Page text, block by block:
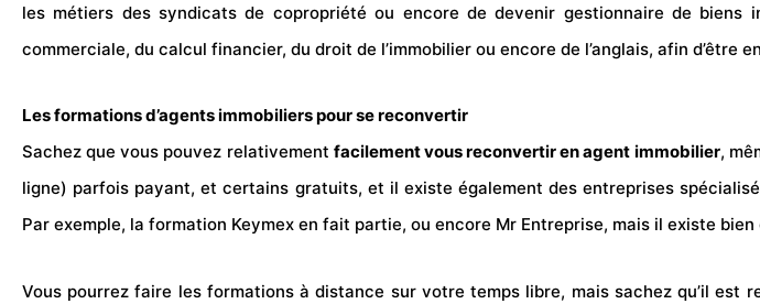
les métiers des syndicats de copropriété ou encore de devenir gestionnaire de biens
commerciale, du calcul financier, du droit de l’immobilier ou encore de l’anglais, afin d’être
Les formations d’agents immobiliers pour se reconvertir
Sachez que vous pouvez relativement facilement vous reconvertir en agent immobilier,
ligne) parfois payant, et certains gratuits, et il existe également des entreprises
Par exemple, la formation Keymex en fait partie, ou encore Mr Entreprise, mais il existe
Vous pourrez faire les formations à distance sur votre temps libre, mais sachez qu’il